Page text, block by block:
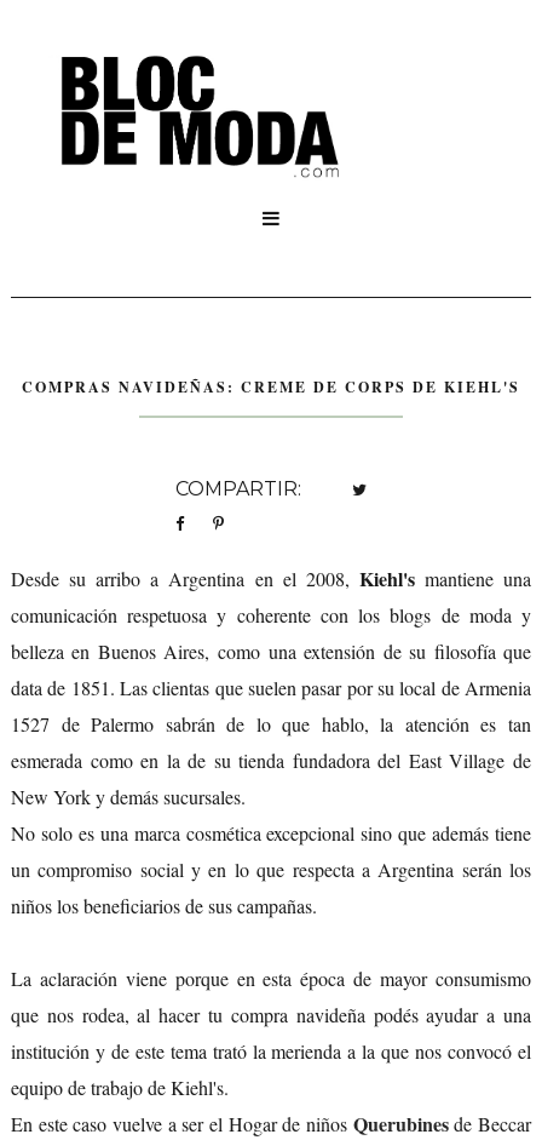

COMPRAS NAVIDEÑAS: CREME DE CORPS DE KIEHL'S
COMPARTIR:
Desde su arribo a Argentina en el 2008, Kiehl'smantiene una
comunicación respetuosa y coherente con los blogs de moda y
belleza en Buenos Aires, como una extensión de su filosofía que
data de 1851. Las clientas que suelen pasar por su local de Armenia
1527 de Palermo sabrán de lo que hablo, la atención es tan
esmerada como en la de su tienda fundadora del East Village de
New York y demás sucursales.
No solo es una marca cosmética excepcional sino que además tiene
un compromiso social y en lo que respecta a Argentina serán los
niños los beneficiarios de sus campañas.
La aclaración viene porque en esta época de mayor consumismo
que nos rodea, al hacer tu compra navideña podés ayudar a una
institución y de este tema trató la merienda a la que nos convocó el
equipo de trabajo de Kiehl's.
En este caso vuelve a ser el Hogar de niños Querubines de Beccar